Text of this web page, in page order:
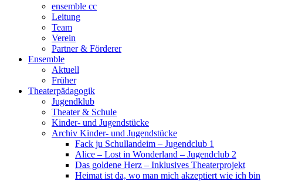
ensemble cc
Leitung
Team
Verein
Partner & Förderer
Ensemble
Aktuell
Früher
Theaterpädagogik
Jugendklub
Theater & Schule
Kinder- und Jugendstücke
Archiv Kinder- und Jugendstücke
Fack ju Schullandeim – Jugendclub 1
Alice – Lost in Wonderland – Jugendclub 2
Das goldene Herz – Inklusives Theaterprojekt
Heimat ist da, wo man mich akzeptiert wie ich bin